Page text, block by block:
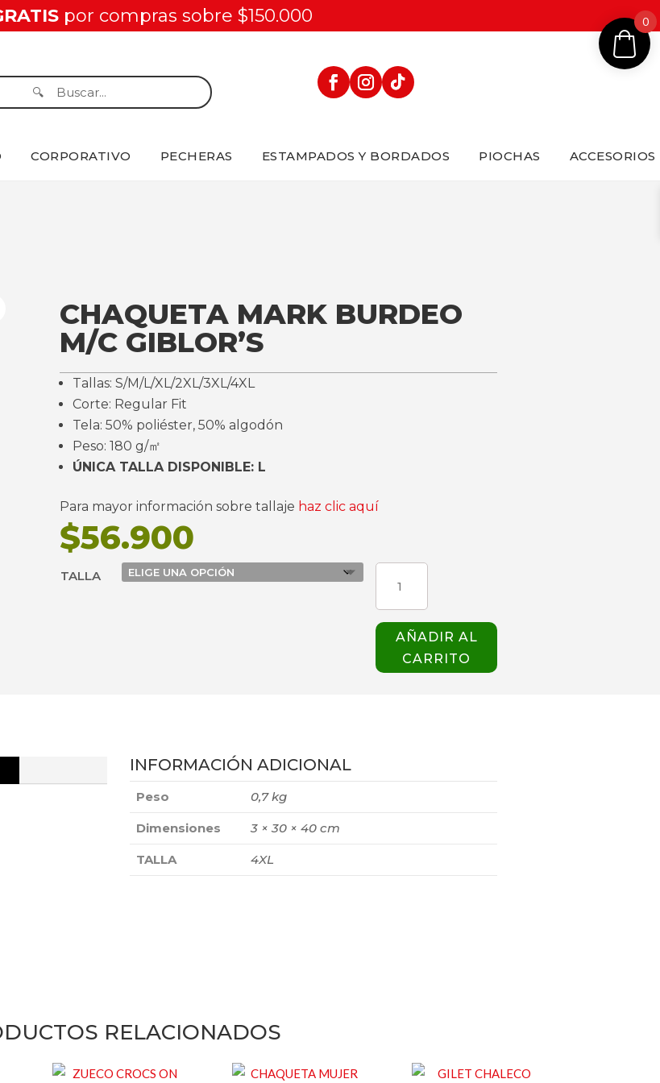
por compras sobre $150.000
CORPORATIVO PECHERAS ESTAMPADOS Y BORDADOS PIOCHAS ACCESORIOS
CHAQUETA MARK BURDEO
M/C GIBLOR’S
Tallas: S/M/L/XL/2XL/3XL/4XL
Corte: Regular Fit
Tela: 50% poliéster, 50% algodón
Peso: 180 g/㎡
ÚNICA TALLA DISPONIBLE: L
Para mayor información sobre tallaje haz clic aquí
$56.900
TALLA
MARK
BURDEO
M/C
GIBLOR'S
cantidad
AÑADIR AL
CARRITO
INFORMACIÓN ADICIONAL
Peso 0,7 kg
Dimensiones 3 × 30 × 40 cm
TALLA 4XL
RELACIONADOS
0